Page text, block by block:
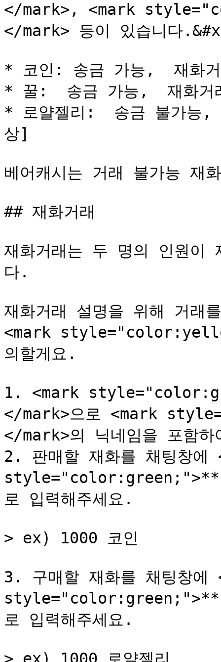
</mark>, <mark
</mark> 등이 있습니다
* 코인: 송금 가능,  재화
* 꿀:  송금 가능,  재화거
* 로얄젤리:  송금 불가능,
상]
베어캐시는 거래 불가능 재
## 재화거래
재화거래는 두 명의 인원이
다.
재화거래 설명을 위해 거래
<mark
의할게요.
1. <mark
</mark>으로 <mark
</mark>의 닉네임을 포함하
2. 판매할 재화를 채팅창에
style="color:green;">**`
로 입력해주세요.
> ex) 1000 코인
3. 구매할 재화를 채팅창에
style="color:green;">**`
로 입력해주세요.